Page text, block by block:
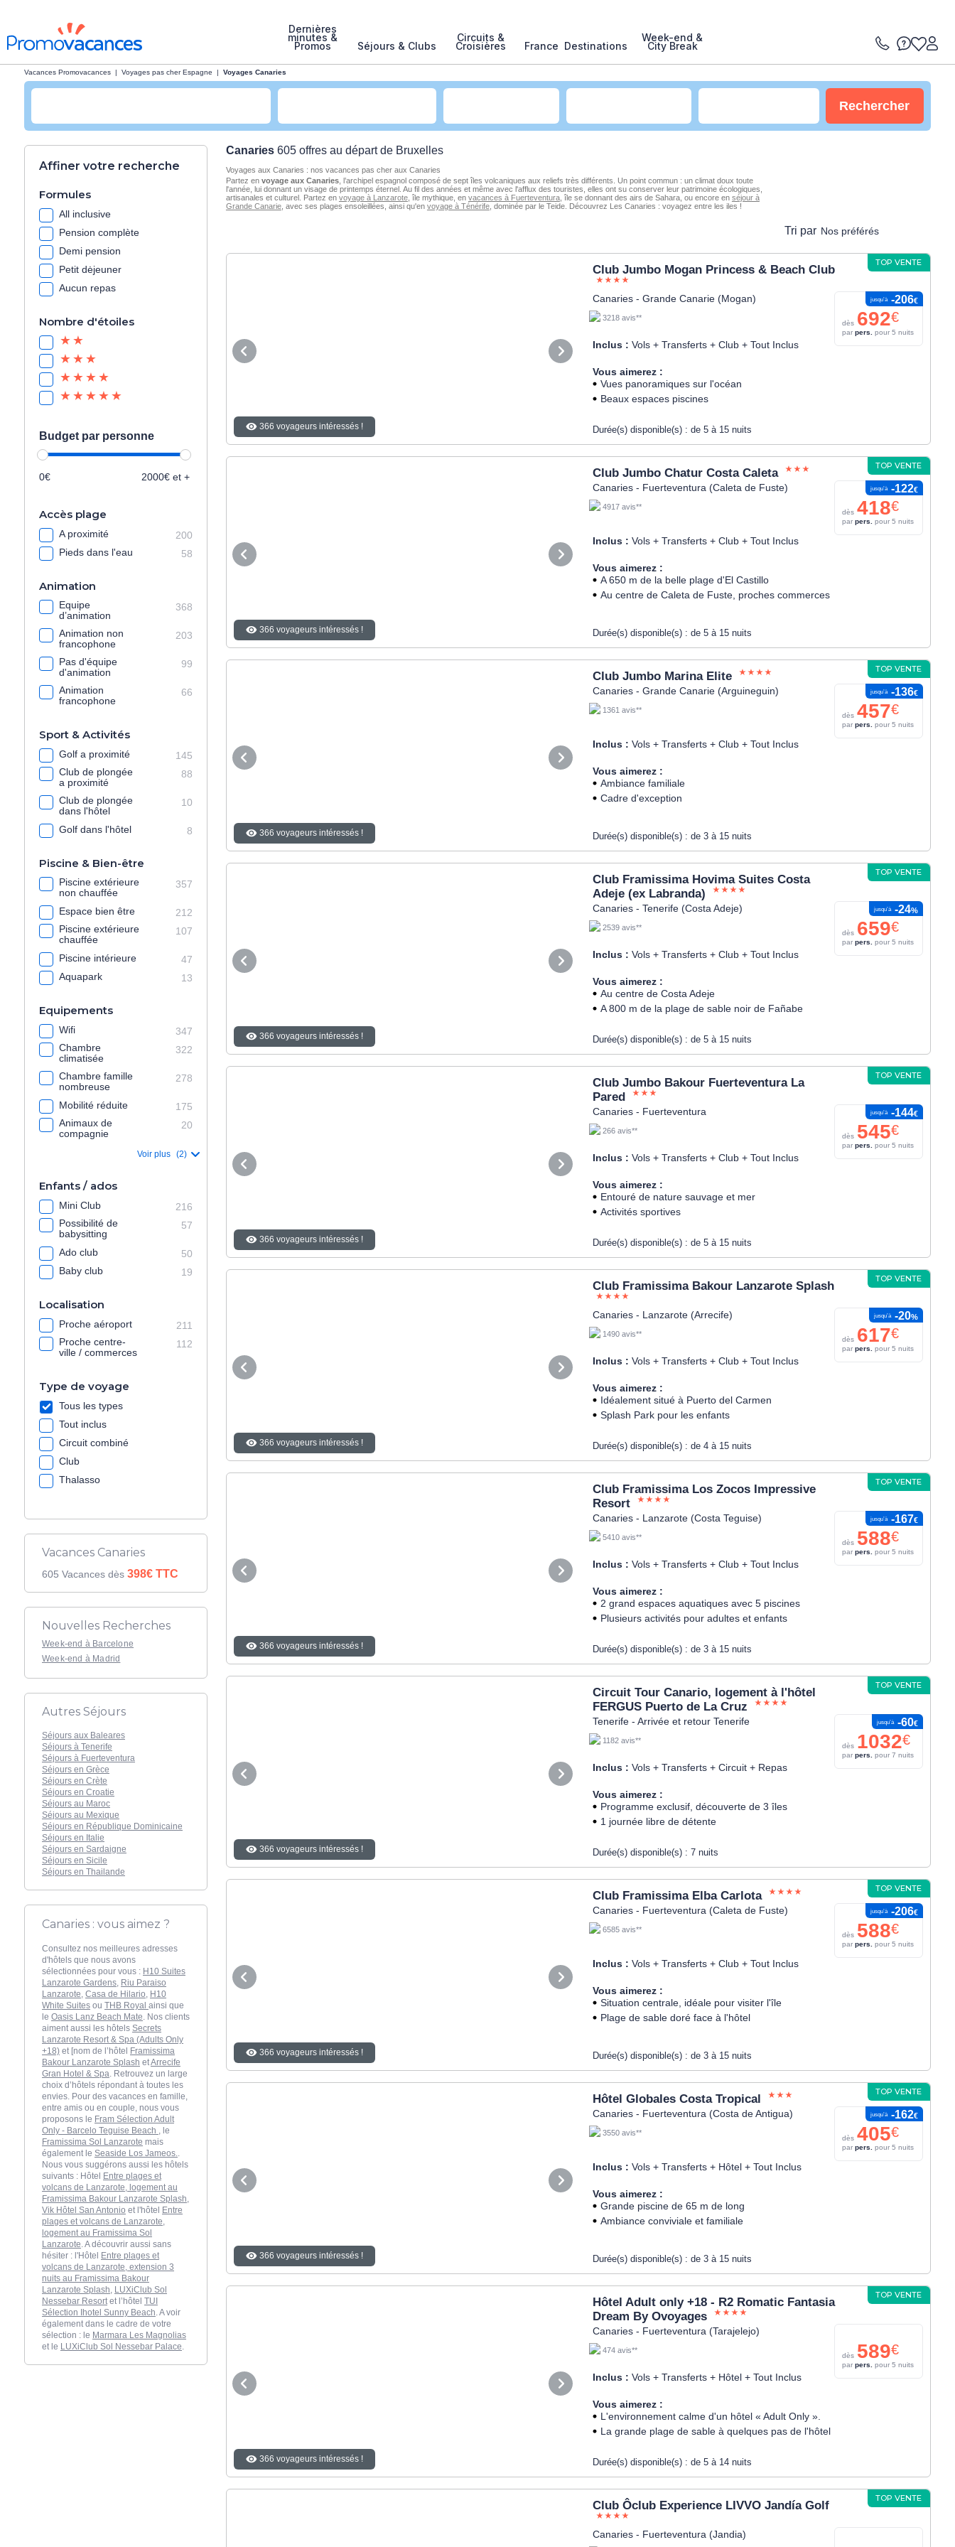
Dernières
minutes &
Promos Séjours & Clubs
Circuits &
Croisières France Destinations
Week-end &
City Break
Vacances Promovacances Voyages pas cher Espagne Voyages Canaries
Rechercher
Canaries 605 offres au départ de Bruxelles
Voyages aux Canaries : nos vacances pas cher aux Canaries
Partez en voyage aux Canaries, l’archipel espagnol composé de sept îles volcaniques aux reliefs très différents. Un point commun : un climat doux toute
l'année, lui donnant un visage de printemps éternel. Au fil des années et même avec l'afflux des touristes, elles ont su conserver leur patrimoine écologiques,
artisanales et culturel. Partez en voyage à Lanzarote, île mythique, en vacances à Fuerteventura, île se donnant des airs de Sahara, ou encore en séjour à
Grande Canarie, avec ses plages ensoleillées, ainsi qu'en voyage à Ténérife, dominée par le Teide. Découvrez Les Canaries : voyagez entre les iles !
Nos préférés
Tri par
TOP VENTE
366 voyageurs intéressés !
Club Jumbo Mogan Princess & Beach Club
Canaries - Grande Canarie (Mogan)
3218 avis**
Inclus : Vols + Transferts + Club + Tout Inclus
Vous aimerez :
Vues panoramiques sur l'océan
Beaux espaces piscines
Durée(s) disponible(s) : de 5 à 15 nuits
jusqu’à -206€
dès 692€
par pers. pour 5 nuits
TOP VENTE
366 voyageurs intéressés !
Club Jumbo Chatur Costa Caleta
Canaries - Fuerteventura (Caleta de Fuste)
4917 avis**
Inclus : Vols + Transferts + Club + Tout Inclus
Vous aimerez :
A 650 m de la belle plage d'El Castillo
Au centre de Caleta de Fuste, proches commerces
Durée(s) disponible(s) : de 5 à 15 nuits
jusqu’à -122€
dès 418€
par pers. pour 5 nuits
TOP VENTE
366 voyageurs intéressés !
Club Jumbo Marina Elite
Canaries - Grande Canarie (Arguineguin)
1361 avis**
Inclus : Vols + Transferts + Club + Tout Inclus
Vous aimerez :
Ambiance familiale
Cadre d'exception
Durée(s) disponible(s) : de 3 à 15 nuits
jusqu’à -136€
dès 457€
par pers. pour 5 nuits
TOP VENTE
366 voyageurs intéressés !
Club Framissima Hovima Suites Costa
Adeje (ex Labranda)
Canaries - Tenerife (Costa Adeje)
2539 avis**
Inclus : Vols + Transferts + Club + Tout Inclus
Vous aimerez :
Au centre de Costa Adeje
A 800 m de la plage de sable noir de Fañabe
Durée(s) disponible(s) : de 5 à 15 nuits
jusqu’à -24%
dès 659€
par pers. pour 5 nuits
TOP VENTE
366 voyageurs intéressés !
Club Jumbo Bakour Fuerteventura La
Pared
Canaries - Fuerteventura
266 avis**
Inclus : Vols + Transferts + Club + Tout Inclus
Vous aimerez :
Entouré de nature sauvage et mer
Activités sportives
Durée(s) disponible(s) : de 5 à 15 nuits
jusqu’à -144€
dès 545€
par pers. pour 5 nuits
TOP VENTE
366 voyageurs intéressés !
Club Framissima Bakour Lanzarote Splash
Canaries - Lanzarote (Arrecife)
1490 avis**
Inclus : Vols + Transferts + Club + Tout Inclus
Vous aimerez :
Idéalement situé à Puerto del Carmen
Splash Park pour les enfants
Durée(s) disponible(s) : de 4 à 15 nuits
jusqu’à -20%
dès 617€
par pers. pour 5 nuits
TOP VENTE
366 voyageurs intéressés !
Club Framissima Los Zocos Impressive
Resort
Canaries - Lanzarote (Costa Teguise)
5410 avis**
Inclus : Vols + Transferts + Club + Tout Inclus
Vous aimerez :
2 grand espaces aquatiques avec 5 piscines
Plusieurs activités pour adultes et enfants
Durée(s) disponible(s) : de 3 à 15 nuits
jusqu’à -167€
dès 588€
par pers. pour 5 nuits
TOP VENTE
366 voyageurs intéressés !
Circuit Tour Canario, logement à l'hôtel
FERGUS Puerto de La Cruz
Tenerife - Arrivée et retour Tenerife
1182 avis**
Inclus : Vols + Transferts + Circuit + Repas
Vous aimerez :
Programme exclusif, découverte de 3 îles
1 journée libre de détente
Durée(s) disponible(s) : 7 nuits
jusqu’à -60€
dès 1032€
par pers. pour 7 nuits
TOP VENTE
366 voyageurs intéressés !
Club Framissima Elba Carlota
Canaries - Fuerteventura (Caleta de Fuste)
6585 avis**
Inclus : Vols + Transferts + Club + Tout Inclus
Vous aimerez :
Situation centrale, idéale pour visiter l'île
Plage de sable doré face à l'hôtel
Durée(s) disponible(s) : de 3 à 15 nuits
jusqu’à -206€
dès 588€
par pers. pour 5 nuits
TOP VENTE
366 voyageurs intéressés !
Hôtel Globales Costa Tropical
Canaries - Fuerteventura (Costa de Antigua)
3550 avis**
Inclus : Vols + Transferts + Hôtel + Tout Inclus
Vous aimerez :
Grande piscine de 65 m de long
Ambiance conviviale et familiale
Durée(s) disponible(s) : de 3 à 15 nuits
jusqu’à -162€
dès 405€
par pers. pour 5 nuits
TOP VENTE
366 voyageurs intéressés !
Hôtel Adult only +18 - R2 Romatic Fantasia
Dream By Ovoyages
Canaries - Fuerteventura (Tarajelejo)
474 avis**
Inclus : Vols + Transferts + Hôtel + Tout Inclus
Vous aimerez :
L'environnement calme d'un hôtel « Adult Only ».
La grande plage de sable à quelques pas de l'hôtel
Durée(s) disponible(s) : de 5 à 14 nuits
dès 589€
par pers. pour 5 nuits
TOP VENTE
Club Ôclub Experience LIVVO Jandía Golf
Canaries - Fuerteventura (Jandia)
Affiner votre recherche
Formules
All inclusive
Pension complète
Demi pension
Petit dėjeuner
Aucun repas
Nombre d'étoiles
Budget par personne
0€ 2000€ et +
Accès plage
A proximité
200
Pieds dans l'eau
58
Animation
Equipe
d’animation
368
Animation non
francophone
203
Pas d'équipe
d'animation
99
Animation
francophone
66
Sport & Activités
Golf a proximité
145
Club de plongée
a proximité
88
Club de plongée
dans l'hôtel
10
Golf dans l'hôtel 8
Piscine & Bien-être
Piscine extérieure
non chauffée
357
Espace bien être
212
Piscine extérieure
chauffée
107
Piscine intérieure
47
Aquapark
13
Equipements
Wifi
347
Chambre
climatisée
322
Chambre famille
nombreuse
278
Mobilité réduite
175
Animaux de
compagnie
20
Voir plus (2)
Enfants / ados
Mini Club
216
Possibilité de
babysitting
57
Ado club
50
Baby club
19
Localisation
Proche aéroport
211
Proche centre-
ville / commerces
112
Type de voyage
Tous les types
Tout inclus
Circuit combiné
Club
Thalasso
Vacances Canaries
605 Vacances dès 398€ TTC
Nouvelles Recherches
Week-end à Barcelone
Week-end à Madrid
Autres Séjours
Séjours aux Baleares
Séjours à Tenerife
Séjours à Fuerteventura
Séjours en Grèce
Séjours en Crète
Séjours en Croatie
Séjours au Maroc
Séjours au Mexique
Séjours en République Dominicaine
Séjours en Italie
Séjours en Sardaigne
Séjours en Sicile
Séjours en Thailande
Canaries : vous aimez ?
Consultez nos meilleures adresses
d'hôtels que nous avons
sélectionnées pour vous : H10 Suites
Lanzarote Gardens Riu Paraiso
Lanzarote Casa de Hilario H10
White Suites ou THB Royal ainsi que
le Oasis Lanz Beach Mate . Nos clients
aiment aussi les hôtels Secrets
Lanzarote Resort & Spa (Adults Only
+18) et [nom de l’hôtel Framissima
Bakour Lanzarote Splash etArrecife
Gran Hotel & Spa . Retrouvez un large
choix d’hôtels répondant à toutes les
envies. Pour des vacances en famille,
entre amis ou en couple, nous vous
proposons le Fram Sélection Adult
Only - Barcelo Teguise Beach
, le
Framissima Sol Lanzarote mais
également le Seaside Los Jameos.
Nous vous suggérons aussi les hôtels
suivants : Hôtel Entre plages et
volcans de Lanzarote, logement au
Framissima Bakour Lanzarote Splash
Vik Hôtel San Antonio et l'hôtel Entre
plages et volcans de Lanzarote,
logement au Framissima Sol
Lanzarote . A découvrir aussi sans
hésiter : l'Hôtel Entre plages et
volcans de Lanzarote, extension 3
nuits au Framissima Bakour
Lanzarote Splash LUXiClub Sol
Nessebar Resort et l’hôtel TUI
Sélection Ihotel Sunny Beach . A voir
également dans le cadre de votre
sélection : le Marmara Les Magnolias
et le LUXiClub Sol Nessebar Palace